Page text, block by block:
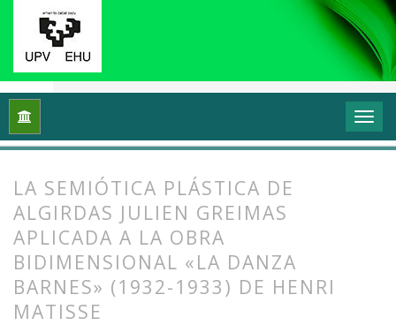
Inicio Vol. 5 Núm. 1 (2017): Interrogantes
LA SEMIÓTICA PLÁSTICA DE
ALGIRDAS JULIEN GREIMAS
APLICADA A LA OBRA
BIDIMENSIONAL «LA DANZA
BARNES» (1932-1933) DE HENRI
MATISSE